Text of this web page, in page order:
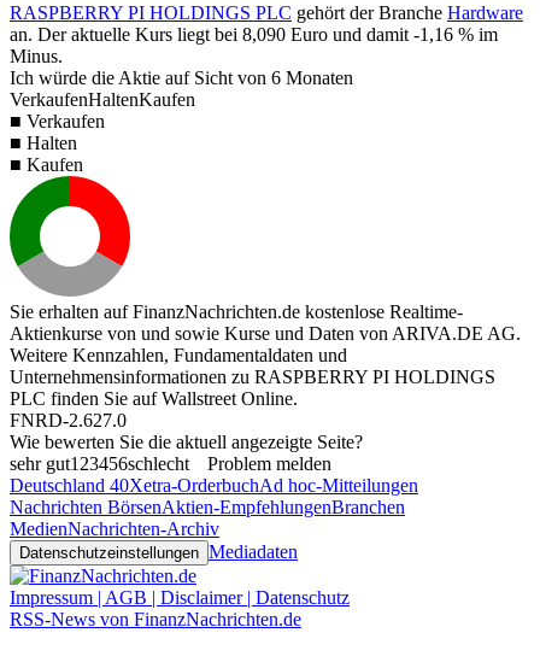
RASPBERRY PI HOLDINGS PLC gehört der Branche Hardware
an. Der aktuelle Kurs liegt bei 8,090 Euro und damit -1,16 % im
Minus.
Ich würde die Aktie auf Sicht von 6 Monaten
VerkaufenHaltenKaufen
■ Verkaufen
■ Halten
■ Kaufen
Sie erhalten auf FinanzNachrichten.de kostenlose Realtime-
Aktienkurse von und sowie Kurse und Daten von ARIVA.DE AG.
Weitere Kennzahlen, Fundamentaldaten und
Unternehmensinformationen zu RASPBERRY PI HOLDINGS
PLC finden Sie aufWallstreet Online.
FNRD-2.627.0
Wie bewerten Sie die aktuell angezeigte Seite?
sehr gut1 23456schlecht
Problem melden
Deutschland 40Xetra-OrderbuchAd hoc-Mitteilungen
Nachrichten BörsenAktien-EmpfehlungenBranchen
MedienNachrichten-Archiv
Datenschutzeinstellungen Mediadaten
Impressum | AGB | Disclaimer | Datenschutz
RSS-News von FinanzNachrichten.de